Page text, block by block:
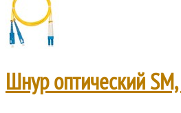
Шнур оптический